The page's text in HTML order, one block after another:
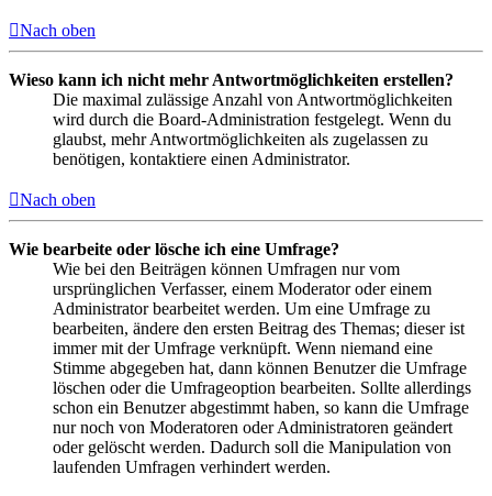
Nach oben
Wieso kann ich nicht mehr Antwortmöglichkeiten erstellen?
Die maximal zulässige Anzahl von Antwortmöglichkeiten
wird durch die Board-Administration festgelegt. Wenn du
glaubst, mehr Antwortmöglichkeiten als zugelassen zu
benötigen, kontaktiere einen Administrator.
Nach oben
Wie bearbeite oder lösche ich eine Umfrage?
Wie bei den Beiträgen können Umfragen nur vom
ursprünglichen Verfasser, einem Moderator oder einem
Administrator bearbeitet werden. Um eine Umfrage zu
bearbeiten, ändere den ersten Beitrag des Themas; dieser ist
immer mit der Umfrage verknüpft. Wenn niemand eine
Stimme abgegeben hat, dann können Benutzer die Umfrage
löschen oder die Umfrageoption bearbeiten. Sollte allerdings
schon ein Benutzer abgestimmt haben, so kann die Umfrage
nur noch von Moderatoren oder Administratoren geändert
oder gelöscht werden. Dadurch soll die Manipulation von
laufenden Umfragen verhindert werden.